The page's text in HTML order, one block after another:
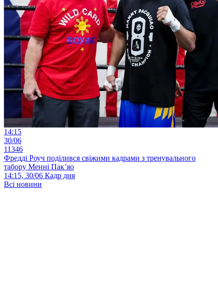
14:15
30/06
11346
Фредді Роуч поділився свіжими кадрами з тренувального
табору Менні Пак’яо
14:15, 30/06 Кадр дня
Всі новини